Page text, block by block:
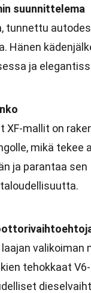
suunnittelema
tunnettu
Hänen
ja
XF-mallit on
mikä tekee
ja parantaa sen
laajan valikoiman
tehokkaat